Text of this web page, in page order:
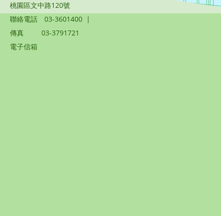
桃園區文中路120號
聯絡電話
03-3601400 |
傳真
03-3791721
電子信箱